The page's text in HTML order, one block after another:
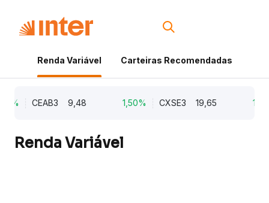
Renda Variável Carteiras Recomendadas
CEAB3 9,48 1,50% CXSE3 19,65
Renda Variável